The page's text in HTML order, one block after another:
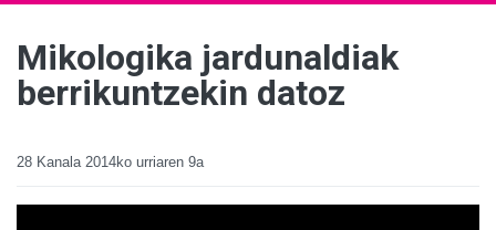
Mikologika jardunaldiak
berrikuntzekin datoz
28 Kanala 2014ko urriaren 9a